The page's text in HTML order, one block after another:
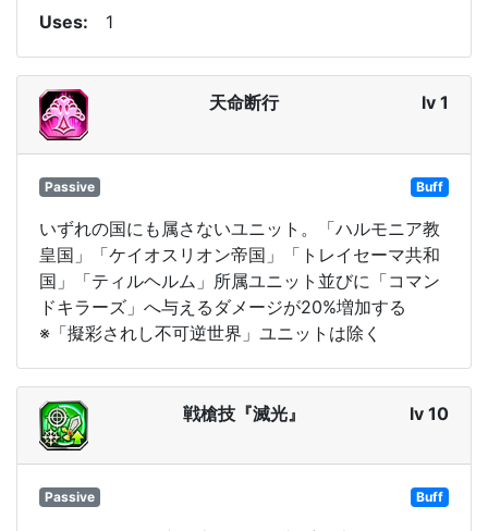
Uses
1
天命断行 lv 1
Passive Buff
いずれの国にも属さないユニット。「ハルモニア教
皇国」「ケイオスリオン帝国」「トレイセーマ共和
国」「ティルヘルム」所属ユニット並びに「コマン
ドキラーズ」へ与えるダメージが20%増加する
※「擬彩されし不可逆世界」ユニットは除く
戦槍技『滅光』 lv 10
Passive Buff